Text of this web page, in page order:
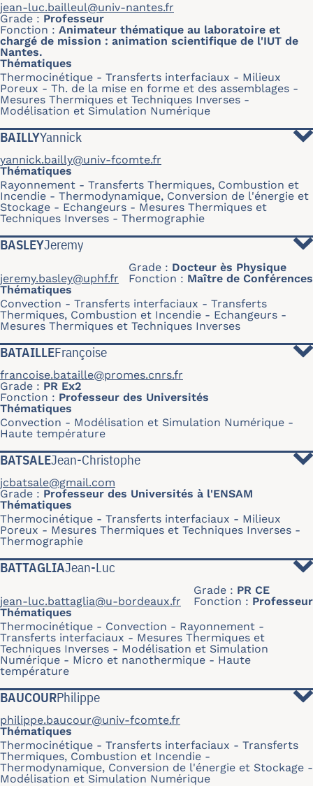
jean-luc.bailleul@univ-nantes.fr
Grade
Professeur
Fonction
Animateur thématique au laboratoire et
chargé de mission : animation scientifique de l'IUT de
Nantes.
Thématiques
Thermocinétique
Transferts interfaciaux
Milieux
Poreux
Th. de la mise en forme et des assemblages
Mesures Thermiques et Techniques Inverses
Modélisation et Simulation Numérique
BAILLYYannick
yannick.bailly@univ-fcomte.fr
Thématiques
Rayonnement
Transferts Thermiques, Combustion et
Incendie
Thermodynamique, Conversion de l'énergie et
Stockage
Echangeurs
Mesures Thermiques et
Techniques Inverses
Thermographie
BASLEYJeremy
jeremy.basley@uphf.fr
Grade
Docteur ès Physique
Fonction
Maître de Conférences
Thématiques
Convection
Transferts interfaciaux
Transferts
Thermiques, Combustion et Incendie
Echangeurs
Mesures Thermiques et Techniques Inverses
BATAILLEFrançoise
francoise.bataille@promes.cnrs.fr
Grade
PR Ex2
Fonction
Professeur des Universités
Thématiques
Convection
Modélisation et Simulation Numérique
Haute température
BATSALEJean-Christophe
jcbatsale@gmail.com
Grade
Professeur des Universités à l'ENSAM
Thématiques
Thermocinétique
Transferts interfaciaux
Milieux
Poreux
Mesures Thermiques et Techniques Inverses
Thermographie
BATTAGLIAJean-Luc
jean-luc.battaglia@u-bordeaux.fr
Grade
PR CE
Fonction
Professeur
Thématiques
Thermocinétique
Convection
Rayonnement
Transferts interfaciaux
Mesures Thermiques et
Techniques Inverses
Modélisation et Simulation
Numérique
Micro et nanothermique
Haute
température
BAUCOURPhilippe
philippe.baucour@univ-fcomte.fr
Thématiques
Thermocinétique
Transferts interfaciaux
Transferts
Thermiques, Combustion et Incendie
Thermodynamique, Conversion de l'énergie et Stockage
Modélisation et Simulation Numérique